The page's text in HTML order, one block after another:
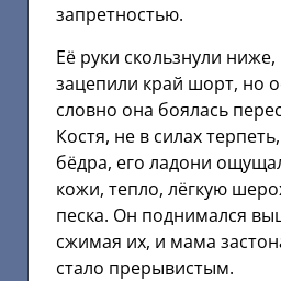
запретностью.
Её руки скользнули
зацепили край шорт, но
словно она боялась
Костя, не в силах
бёдра, его ладони
кожи, тепло, лёгкую
песка. Он поднимался
сжимая их, и мама
стало прерывистым.